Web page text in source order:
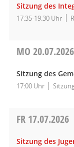
Sitzung des
17:35-19:30 Uhr
MO 20.07.2026
Sitzung des
17:00 Uhr
FR 17.07.2026
Sitzung des